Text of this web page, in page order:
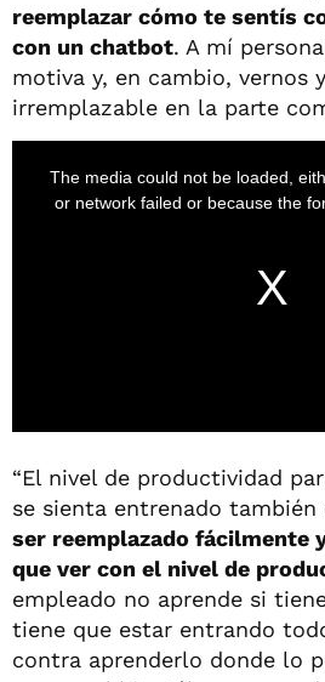
reemplazar cómo te sentís
con un chatbot. A mí
motiva y, en cambio, vernos
irremplazable en la parte
“El nivel de productividad
se sienta entrenado también
ser reemplazado fácilmente
que ver con el nivel de
empleado no aprende si
tiene que estar entrando
contra aprenderlo donde lo